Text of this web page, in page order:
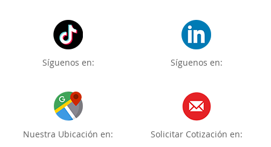
Síguenos en: Síguenos en:
Nuestra Ubicación en: Solicitar Cotización en: